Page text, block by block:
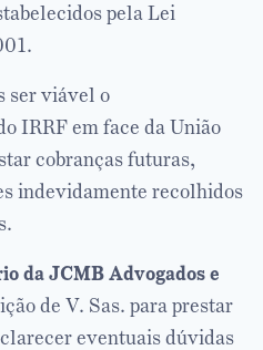
pela Lei
ser viável o
IRRF em face da União
cobranças futuras,
indevidamente recolhidos
da JCMB Advogados e
de V. Sas. para prestar
eventuais dúvidas